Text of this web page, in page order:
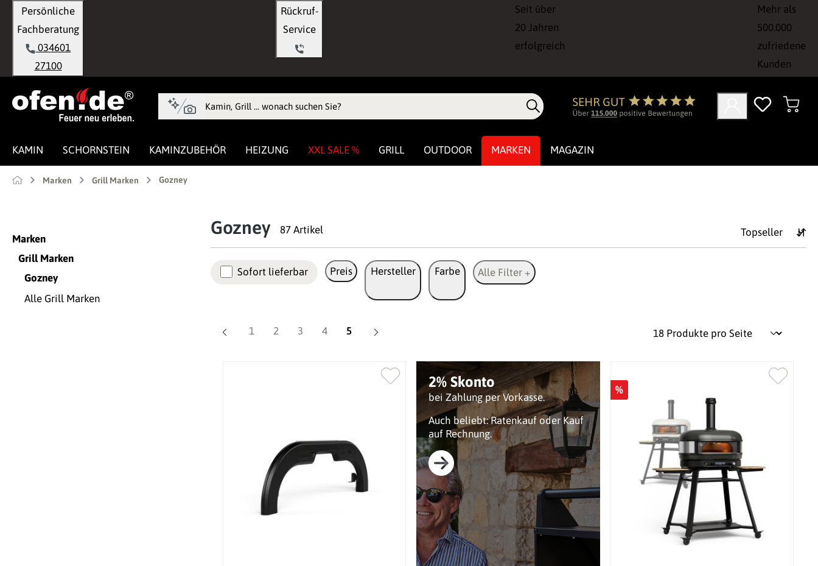
Zur Hauptnavigation springen
Persönliche
Fachberatung
034601
27100
Rückruf-
Seit über
20 Jahren
erfolgreich
Mehr als
500.000
zufriedene
Kunden
KAMIN SCHORNSTEIN KAMINZUBEHÖR HEIZUNG XXL SALE % GRILL OUTDOOR MARKEN MAGAZIN
Marken Grill Marken Gozney
Marken
Grill Marken
Gozney
Alle Grill Marken
Gozney 87 Artikel
Sofort lieferbar Preis Hersteller Farbe Alle Filter +
Seite
1 Seite
2 Seite
3 Seite
4 Seite
5
2% Skonto
bei Zahlung per Vorkasse.
Auch beliebt: Ratenkauf oder Kauf
auf Rechnung.
%